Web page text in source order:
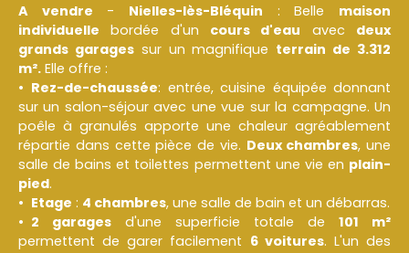
A vendre - Nielles-lès-Bléquin : Belle maison
individuelle bordée d'un cours d'eau avec deux
grands garagessur un magnifique terrain de 3.312
m². Elle offre :
Rez-de-chaussée: entrée, cuisine équipée donnant
sur un salon-séjour avec une vue sur la campagne. Un
poêle à granulés apporte une chaleur agréablement
répartie dans cette pièce de vie. Deux chambres, une
salle de bains et toilettes permettent une vie en plain-
pied.
Etage : 4 chambres, une salle de bain et un débarras.
2 garages d'une superficie totale de101 m²
permettent de garer facilement 6 voitures. L'un des